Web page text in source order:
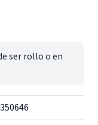
ser rollo o en